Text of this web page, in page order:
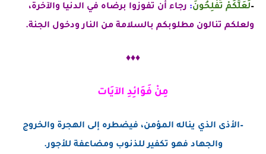
–لَعَلَّكُمْ تُفْلِحُونَ: رجاء أن تفوزوا برضاه في الدنيا والآخرة،
ولعلكم تنالون مطلوبكم بالسلامة من النار ودخول الجنة.
♦♦♦
مِنْ فَوَائِدِ الآيَات
–الأذى الذي يناله المؤمن، فيضطره إلى الهجرة والخروج
والجهاد فهو تكفير للذنوب ومضاعفة للأجور.